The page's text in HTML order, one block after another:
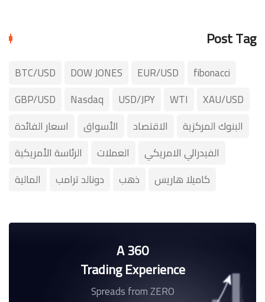
Post Tag
BTC/USD DOW JONES EUR/USD
fibonacci
GBP/USD
Nasdaq USD/JPY WTI
XAU/USD
اسعار الفائدة
الأسواق الاقتصاد
البنوك المركزية
الرئاسة الأمريكية
العملات
الفيدرالي الامريكي
المالية
دونالد ترامب ذهب كاميلا هاريس
A 360
Trading Experience
Spreads from ZERO